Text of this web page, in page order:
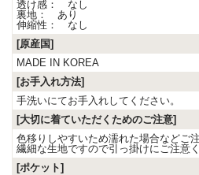
透け感： なし
裏地： あり
伸縮性： なし
[原産国]
MADE IN KOREA
[お手入れ方法]
手洗いにてお手入れしてください。
[大切に着ていただくためのご注意]
色移りしやすいため濡れた場合などご
繊細な生地ですので引っ掛けにご注意
[ポケット]